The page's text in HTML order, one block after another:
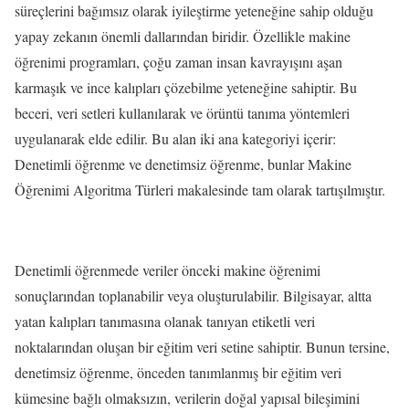
süreçlerini bağımsız olarak iyileştirme yeteneğine sahip olduğu
yapay zekanın önemli dallarından biridir. Özellikle makine
öğrenimi programları, çoğu zaman insan kavrayışını aşan
karmaşık ve ince kalıpları çözebilme yeteneğine sahiptir. Bu
beceri, veri setleri kullanılarak ve örüntü tanıma yöntemleri
uygulanarak elde edilir. Bu alan iki ana kategoriyi içerir:
Denetimli öğrenme ve denetimsiz öğrenme, bunlar Makine
Öğrenimi Algoritma Türleri makalesinde tam olarak tartışılmıştır.
Denetimli öğrenmede veriler önceki makine öğrenimi
sonuçlarından toplanabilir veya oluşturulabilir. Bilgisayar, altta
yatan kalıpları tanımasına olanak tanıyan etiketli veri
noktalarından oluşan bir eğitim veri setine sahiptir. Bunun tersine,
denetimsiz öğrenme, önceden tanımlanmış bir eğitim veri
kümesine bağlı olmaksızın, verilerin doğal yapısal bileşimini